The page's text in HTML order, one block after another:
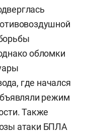
обломки
где начался
режим
Также
атаки БПЛА